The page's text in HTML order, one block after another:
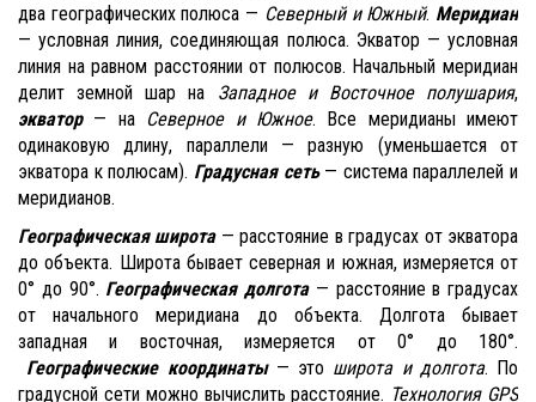
два географических полюса — Северный и Южный. Меридиан
— условная линия, соединяющая полюса. Эква­тор — условная
линия на равном расстоянии от полюсов. Начальный меридиан
делит земной шар на Западное и Восточное полушария,
экватор— на Северное и Южное. Все меридианы имеют
одинаковую длину, параллели — разную (уменьшается от
экватора к полюсам). Градусная сеть— система параллелей и
меридианов.
Географическая широта— расстояние в градусах от экватора
до объекта. Широта бывает северная и южная, измеряется от
0° до 90°. Географическая долгота— расстояние в градусах
от началь­ного меридиана до объекта. Долгота бывает
западная и восточная, измеряется от 0° до 180°.
Географические ко­ординаты— это широта и долгота. По
градусной сети можно вычислить расстояние. Технология GPS